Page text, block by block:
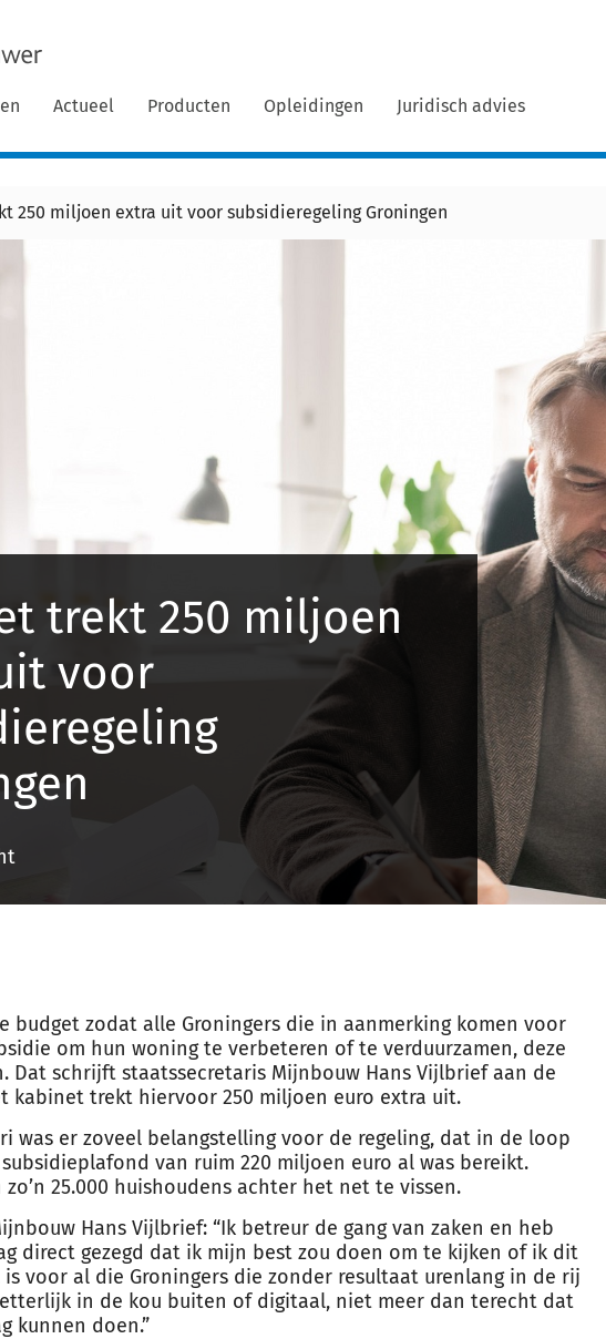
Actueel Producten Opleidingen Juridisch advies
250 miljoen extra uit voor subsidieregeling Groningen
trekt 250 miljoen
voor
budget zodat alle Groningers die in aanmerking komen voor
om hun woning te verbeteren of te verduurzamen, deze
Dat schrijft staatssecretaris Mijnbouw Hans Vijlbrief aan de
kabinet trekt hiervoor 250 miljoen euro extra uit.
was er zoveel belangstelling voor de regeling, dat in de loop
van ruim 220 miljoen euro al was bereikt.
25.000 huishoudens achter het net te vissen.
Hans Vijlbrief: “Ik betreur de gang van zaken en heb
direct gezegd dat ik mijn best zou doen om te kijken of ik dit
is voor al die Groningers die zonder resultaat urenlang in de rij
in de kou buiten of digitaal, niet meer dan terecht dat
kunnen doen.”